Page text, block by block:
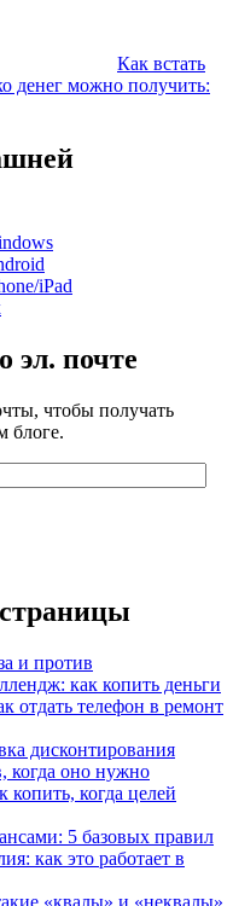
Как встать
денег можно получить:
iPad
эл. почте
чтобы получать
блоге.
и против
как копить деньги
отдать телефон в ремонт
дисконтирования
когда оно нужно
когда целей
5 базовых правил
как это работает в
«квалы» и «неквалы»